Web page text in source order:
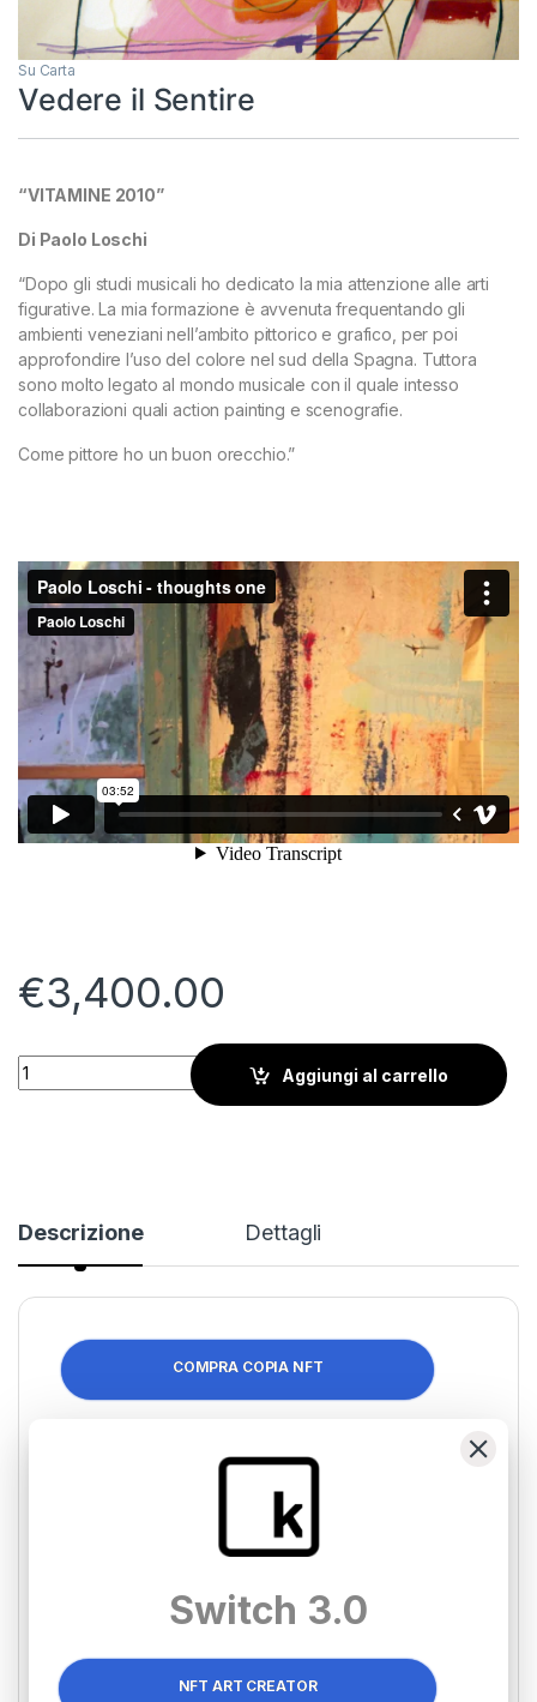
Su Carta
Vedere il Sentire
“VITAMINE 2010”
Di Paolo Loschi
“Dopo gli studi musicali ho dedicato la mia attenzione alle arti
figurative. La mia formazione è avvenuta frequentando gli
ambienti veneziani nell’ambito pittorico e grafico, per poi
approfondire l’uso del colore nel sud della Spagna. Tuttora
sono molto legato al mondo musicale con il quale intesso
collaborazioni quali action painting e scenografie.
Come pittore ho un buon orecchio.”
€3,400.00
Vedere il Sentire quantity
Aggiungi al carrello
Descrizione Dettagli
COMPRA COPIA NFT
COMPRA COPIA NFT
pigmenti, mordenti all’alcol, tintura per capelli e
Vitamine, l’uso del colore rasenta la formula
alchemica, perché è un ciclo pittorico che parla del
Switch 3.0
NFT ART CREATOR